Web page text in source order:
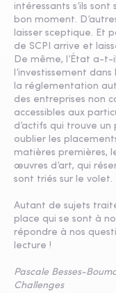
intéressants s’ils
bon moment.
laisser sceptique. Et
de SCPI arrive et
De même, l’État a-
l’investissement
la réglementation
des entreprises non
accessibles aux
d’actifs qui trouve un
oublier les
matières premières,
œuvres d’art, qui
sont triés sur le volet.
Autant de sujets
place qui se sont à
répondre à nos
lecture !
Pascale Besses-
Challenges